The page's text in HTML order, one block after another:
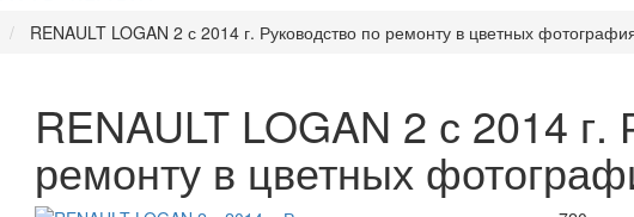
RENAULT LOGAN 2 с 2014 г. Руководство по ремонту в цветных
RENAULT LOGAN 2 с 2014 г.
ремонту в цветных